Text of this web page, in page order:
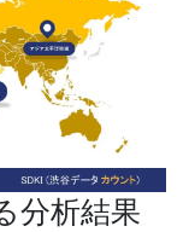
分析結果